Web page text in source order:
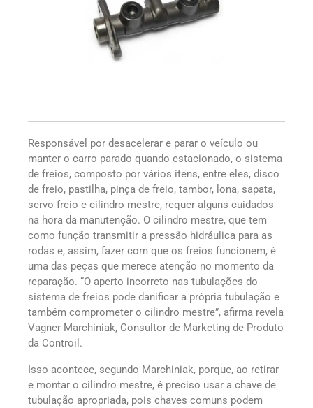
Responsável por desacelerar e parar o veículo ou
manter o carro parado quando estacionado, o sistema
de freios, composto por vários itens, entre eles, disco
de freio, pastilha, pinça de freio, tambor, lona, sapata,
servo freio e cilindro mestre, requer alguns cuidados
na hora da manutenção. O cilindro mestre, que tem
como função transmitir a pressão hidráulica para as
rodas e, assim, fazer com que os freios funcionem, é
uma das peças que merece atenção no momento da
reparação. “O aperto incorreto nas tubulações do
sistema de freios pode danificar a própria tubulação e
também comprometer o cilindro mestre”, afirma revela
Vagner Marchiniak, Consultor de Marketing de Produto
da Controil.
Isso acontece, segundo Marchiniak, porque, ao retirar
e montar o cilindro mestre, é preciso usar a chave de
tubulação apropriada, pois chaves comuns podem